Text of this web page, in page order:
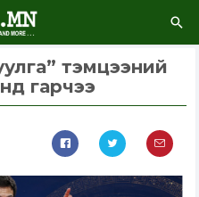
тэмцээний
гарчээ